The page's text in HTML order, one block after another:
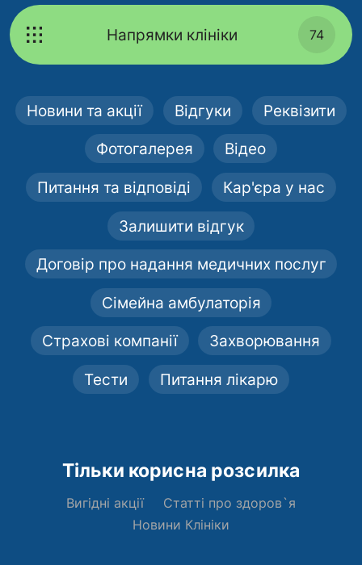
Напрямки клініки 74
Новини та акції Відгуки Реквізити
Фотогалерея Відео
Питання та відповіді Кар'єра у нас
Залишити відгук
Договір про надання медичних послуг
Сімейна амбулаторія
Страхові компанії Захворювання
Тести Питання лікарю
Тільки корисна розсилка
Вигідні акції
Статті про здоров`я
Новини Клініки